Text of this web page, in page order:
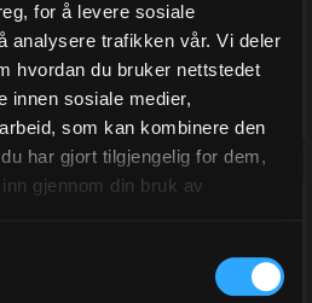
for å levere sosiale
analysere trafikken vår. Vi deler
hvordan du bruker nettstedet
innen sosiale medier,
som kan kombinere den
har gjort tilgjengelig for dem,
gjennom din bruk av
Kjøp